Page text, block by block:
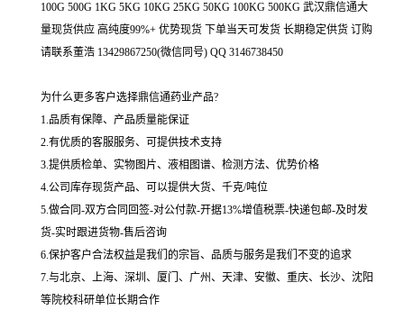
100G 500G 1KG 5KG 10KG 25KG 50KG 100KG 500KG 武汉鼎信通大
量现货供应 高纯度99%+ 优势现货 下单当天可发货 长期稳定供货 订购
请联系董浩 13429867250(微信同号) QQ 3146738450
为什么更多客户选择鼎信通药业产品?
1.品质有保障、产品质量能保证
2.有优质的客服服务、可提供技术支持
3.提供质检单、实物图片、液相图谱、检测方法、优势价格
4.公司库存现货产品、可以提供大货、千克/吨位
5.做合同-双方合同回签-对公付款-开据13%增值税票-快递包邮-及时发
货-实时跟进货物-售后咨询
6.保护客户合法权益是我们的宗旨、品质与服务是我们不变的追求
7.与北京、上海、深圳、厦门、广州、天津、安徽、重庆、长沙、沈阳
等院校科研单位长期合作